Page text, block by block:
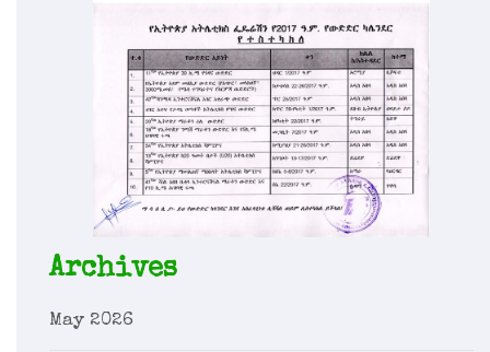
Archives
May 2026